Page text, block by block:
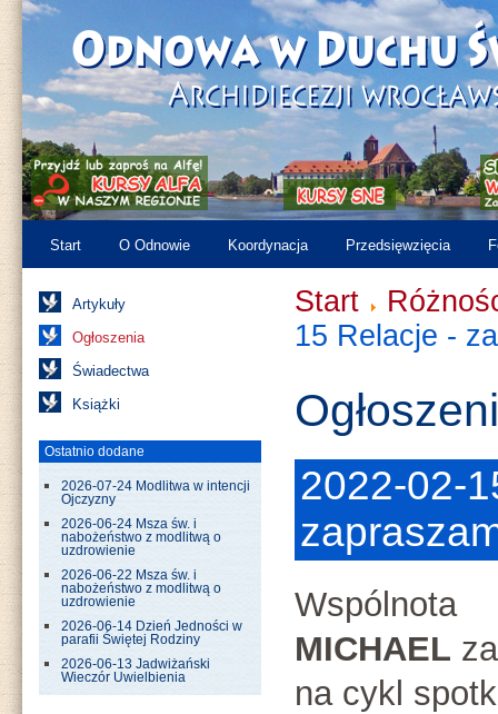
Start O Odnowie Koordynacja Przedsięwzięcia
Artykuły
Ogłoszenia
Świadectwa
Książki
Ostatnio dodane
2026-07-24 Modlitwa w intencji
Ojczyzny
2026-06-24 Msza św. i
nabożeństwo z modlitwą o
uzdrowienie
2026-06-22 Msza św. i
nabożeństwo z modlitwą o
uzdrowienie
2026-06-14 Dzień Jedności w
parafii Świętej Rodziny
2026-06-13 Jadwiżański
Wieczór Uwielbienia
Start
15 Relacje -
2022-02-
Wspólnota
MICHAEL
na cykl